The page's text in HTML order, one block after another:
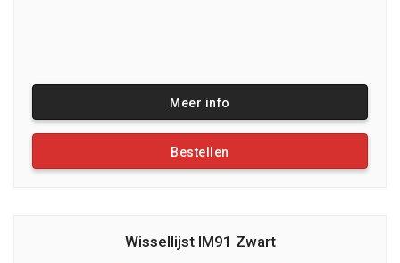
Meer info
Bestellen
Wissellijst IM91 Zwart